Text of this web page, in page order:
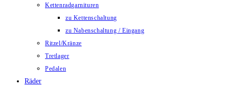
Kettenradgarnituren
zu Kettenschaltung
zu Nabenschaltung / Eingang
Ritzel/Kränze
Tretlager
Pedalen
Räder